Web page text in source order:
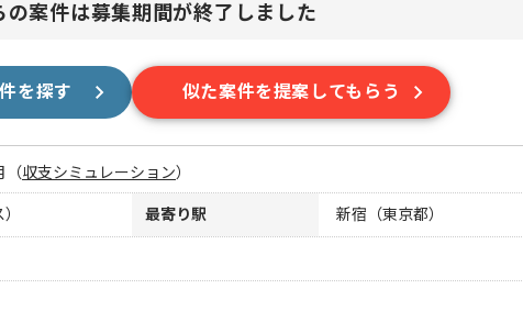
の案件は募集期間が終了しました
を探す 似た案件を提案してもらう
（収支シミュレーション）
最寄り駅 新宿（東京都）